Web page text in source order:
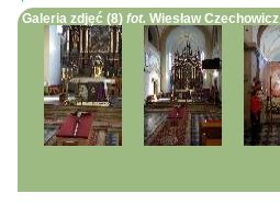
Przepisy
przepis
Forum
Galeria zdjęć (8)fot.Wiesław Czechowicz